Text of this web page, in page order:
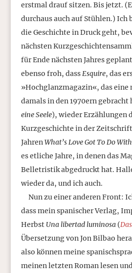
erstmal drauf sitzen. Bis jetzt.
durchaus auch auf Stühlen.) Ich
die Geschichte in Druck geht,
nächsten
für Ende nächsten Jahres
ebenso froh, dassEsquire, das
»Hochglanzmagazin«, das eine
damals in den 1970ern gebracht
eine Seele), wieder Erzählungen
Kurzgeschichte in der
JahrenWhat’s Love Got To Do
es etliche Jahre, in denen das
Belletristik abgedruckt hat.
wieder da, und ich auch.
Nun zu einer anderen Front:
dass mein spanischer Verlag,
Herbst Una libertad luminosa(
Übersetzung von Jon Bilbao
also können meine
meinen letzten Roman lesen